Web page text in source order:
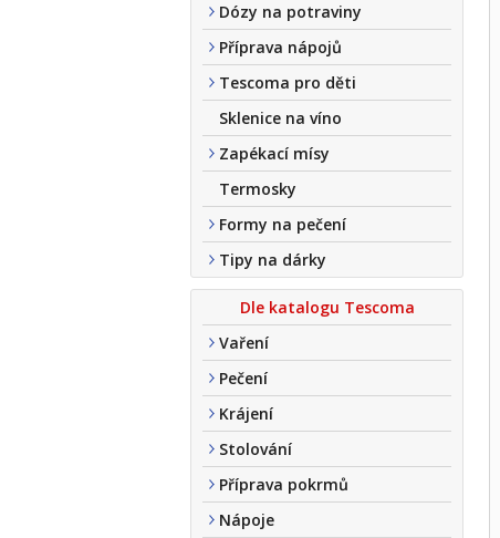
Dózy na potraviny
Příprava nápojů
Tescoma pro děti
Sklenice na víno
Zapékací mísy
Termosky
Formy na pečení
Tipy na dárky
Dle katalogu Tescoma
Vaření
Pečení
Krájení
Stolování
Příprava pokrmů
Nápoje